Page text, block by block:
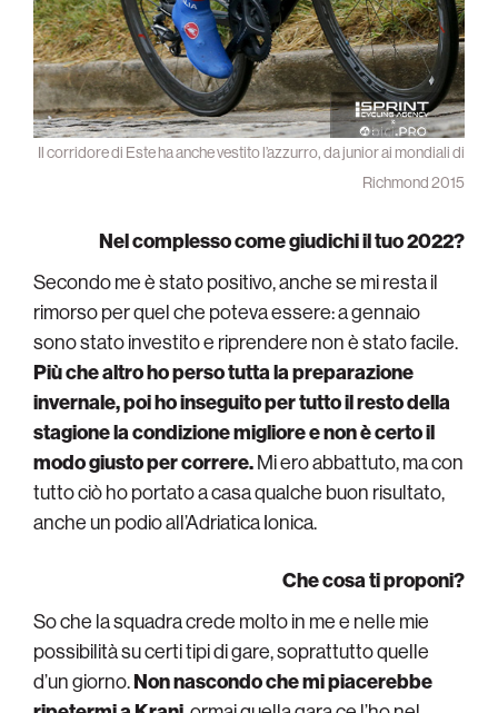
Il corridore di Este ha anche vestito l’azzurro, da junior ai mondiali di
Richmond 2015
Nel complesso come giudichi il tuo 2022?
Secondo me è stato positivo, anche se mi resta il
rimorso per quel che poteva essere: a gennaio
sono stato investito e riprendere non è stato facile.
Più che altro ho perso tutta la preparazione
invernale, poi ho inseguito per tutto il resto della
stagione la condizione migliore e non è certo il
modo giusto per correre.Mi ero abbattuto, ma con
tutto ciò ho portato a casa qualche buon risultato,
anche un podio all’Adriatica Ionica.
Che cosa ti proponi?
So che la squadra crede molto in me e nelle mie
possibilità su certi tipi di gare, soprattutto quelle
d’un giorno.Non nascondo che mi piacerebbe